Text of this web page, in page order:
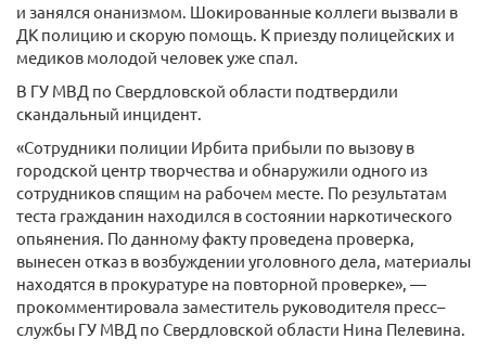
и занялся онанизмом. Шокированные коллеги вызвали в
ДК полицию и скорую помощь. К приезду полицейских и
медиков молодой человек уже спал.
В ГУ МВД по Свердловской области подтвердили
скандальный инцидент.
«Сотрудники полиции Ирбита прибыли по вызову в
городской центр творчества и обнаружили одного из
сотрудников спящим на рабочем месте. По результатам
теста гражданин находился в состоянии наркотического
опьянения. По данному факту проведена проверка,
вынесен отказ в возбуждении уголовного дела, материалы
находятся в прокуратуре на повторной проверке», —
прокомментировала заместитель руководителя пресс–
службы ГУ МВД по Свердловской области Нина Пелевина.